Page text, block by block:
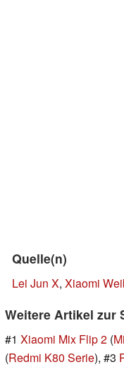
Quelle(n)
Lei Jun X, Xiaomi
Weitere Artikel zur
#1 Xiaomi Mix Flip 2 (
(Redmi K80 Serie), #3